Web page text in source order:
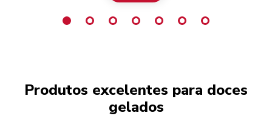
Produtos excelentes para doces
gelados